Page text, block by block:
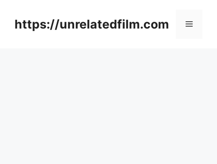
contenthttps://unrelatedfilm.com Menu